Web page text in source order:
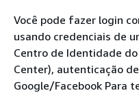
Você pode fazer login
usando credenciais de
Centro de Identidade
Center), autenticação
Google/Facebook Para